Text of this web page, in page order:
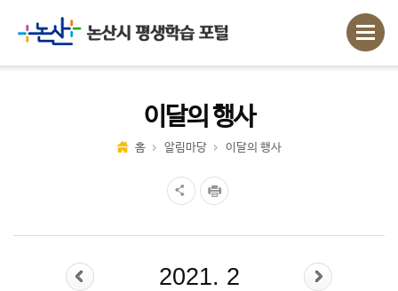
이달의 행사
홈 알림마당 이달의 행사
2021. 2